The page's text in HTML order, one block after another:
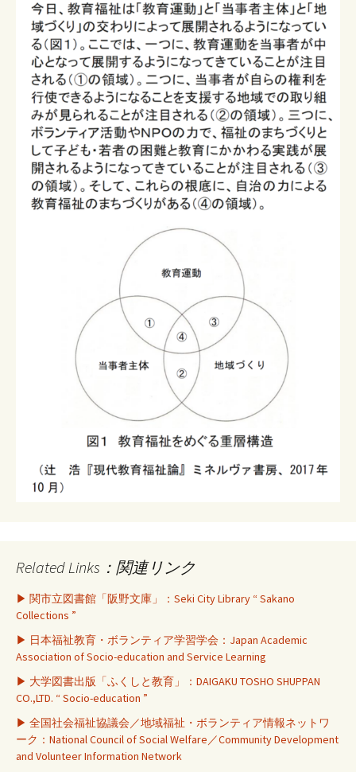
Related Links：関連リンク
▶ 関市立図書館「阪野文庫」：Seki City Library “ Sakano
Collections ”
▶ 日本福祉教育・ボランティア学習学会：Japan Academic
Association of Socio-education and Service Learning
▶ 大学図書出版「ふくしと教育」：DAIGAKU TOSHO SHUPPAN
CO.,LTD. “ Socio-education ”
▶ 全国社会福祉協議会／地域福祉・ボランティア情報ネットワ
ーク：National Council of Social Welfare／Community Development
and Volunteer Information Network